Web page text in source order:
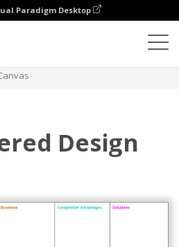
Paradigm Desktop
Design